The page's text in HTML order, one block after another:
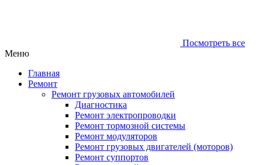
Посмотреть все
Меню
Главная
Ремонт
Ремонт грузовых автомобилей
Диагностика
Ремонт электропроводки
Ремонт тормозной системы
Ремонт модуляторов
Ремонт грузовых двигателей (моторов)
Ремонт суппортов